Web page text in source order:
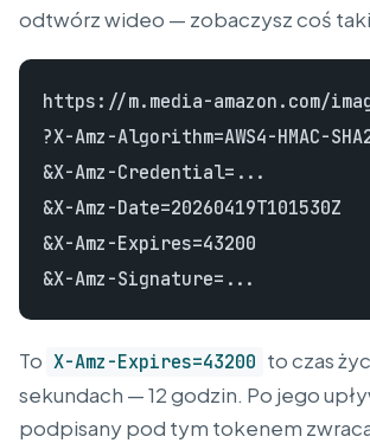
odtwórz wideo — zobaczysz coś
https://m.media-amazon.com/
?X-Amz-Algorithm=AWS4-HMAC-
&X-Amz-Credential=...
&X-Amz-Date=20260419T101530Z
&X-Amz-Expires=43200
To X-Amz-Expires=43200 to czas
sekundach — 12 godzin. Po jego
podpisany pod tym tokenem